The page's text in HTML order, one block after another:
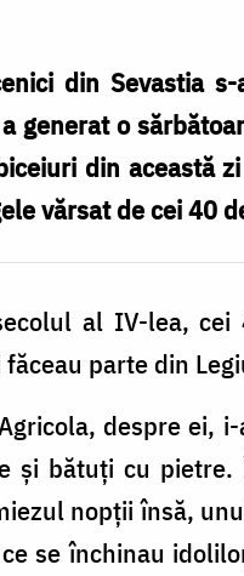
din Sevastia
o
din această
vărsat de cei 40
al IV-lea,
parte din
despre ei,
și bătuți cu
nopții însă,
se închinau